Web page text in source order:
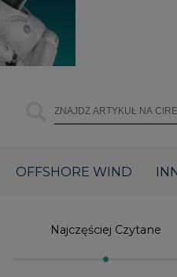
OFFSHORE WIND
Najczęściej Czytane